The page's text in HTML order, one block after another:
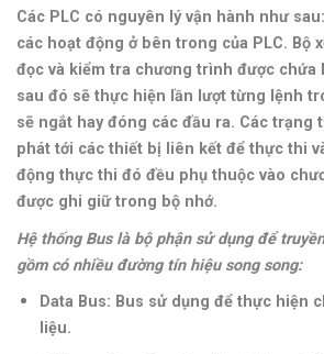
Các PLC có nguyên lý vận hành như
các hoạt động ở bên trong của PLC. Bộ
đọc và kiểm tra chương trình được chứa
sau đó sẽ thực hiện lần lượt từng lệnh
sẽ ngắt hay đóng các đầu ra. Các trạng
phát tới các thiết bị liên kết để thực thi
động thực thi đó đều phụ thuộc vào
được ghi giữ trong bộ nhớ.
Hệ thống Bus là bộ phận sử dụng để
gồm có nhiều đường tín hiệu song song:
Data Bus: Bus sử dụng để thực hiện
liệu.